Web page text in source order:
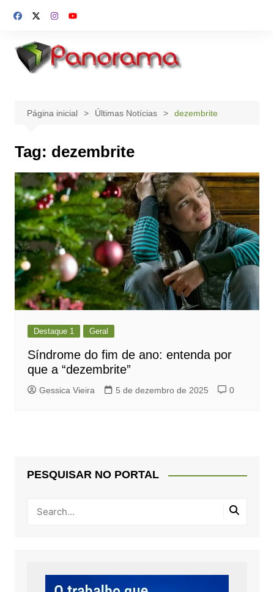
para
conteúdo
Página inicial Últimas Notícias dezembrite
Tag: dezembrite
Destaque 1 Geral
Síndrome do fim de ano: entenda por
que a “dezembrite”
Gessica Vieira 5 de dezembro de 2025 0
PESQUISAR NO PORTAL